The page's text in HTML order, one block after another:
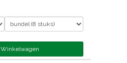
Winkelwagen